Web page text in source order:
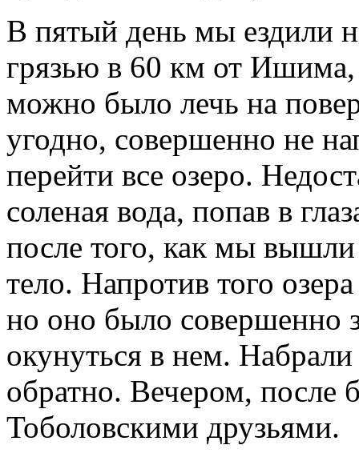
В пятый день мы ездили
грязью в 60 км от Ишима,
можно было лечь на
угодно, совершенно не
перейти все озеро.
соленая вода, попав в
после того, как мы вышли
тело. Напротив того
но оно было совершенно
окунуться в нем.
обратно. Вечером,
Тоболовскими друзьями.